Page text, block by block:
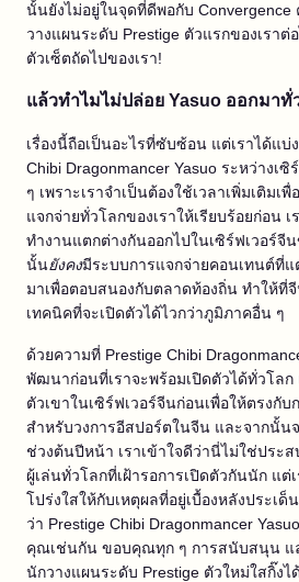
นั้นยังไม่อยู่ในจุดที่ดีพอกับ
วางแผนระดับ Prestige ตัวแรกของเราต่
ตัวเซ็ตถัดไปของเรา!
แล้วทำไมไม่ปล่อย Yasuo ออกมาทั่
เรื่องนี้ถือเป็นอะไรที่ซับซ้อน แต่เราได้แบ่
Chibi Dragonmancer Yasuo ระหว่างเ
ๆ เพราะเราจำเป็นต้องใช้เวลาเพิ่มเติม
แจกจ่ายทั่วโลกของเราให้เรียบร้อยก่อน
ทำงานแตกต่างกันออกไปในเซิร์ฟเวอร์จีน
นั้นยังคงมีระบบการแจกจ่ายคอนเทนต์ที่แ
มาเพื่อตอบสนองกับตลาดท้องถิ่น ทำให้ที่
เทคนิคที่จะเปิดตัวได้ไวกว่าภูมิภาคอื่น ๆ
ด้วยความที่ Prestige Chibi
พัฒนาก่อนที่เราจะพร้อมเปิดตัวได้ทั่วโลก
ตัวเขาในเซิร์ฟเวอร์จีนก่อนเพื่อให้ตรงกั
สำหรับวงการอีสปอร์ตในจีน และจากนั้น
ช่วงต้นปีหน้า เราเข้าใจดีว่านี่ไม่ใช่ประ
ผู้เล่นทั่วโลกที่เฝ้ารอการเปิดตัวกันนัก แต่
โปร่งใสให้กับเหตุผลที่อยู่เบื้องหลังประเ
ว่า Prestige Chibi Dragonmancer
คุณเช่นกัน ขอบคุณทุก ๆ การสนับสนุน แ
นักวางแผนระดับ Prestige ตัวใหม่ใสกิ๊งไ